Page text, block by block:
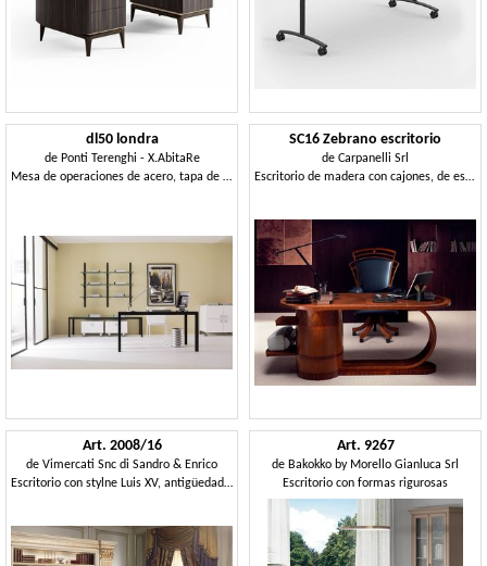
dl50 londra
de Ponti Terenghi - X.AbitaRe
Mesa de operaciones de acero, tapa de cristal, para Studio
SC16 Zebrano escritorio
de Carpanelli Srl
Escritorio de madera con cajones, de estilo clásico
Art. 2008/16
de Vimercati Snc di Sandro & Enrico
Escritorio con stylne Luis XV, antigüedades nuez, de alta calidad
Art. 9267
de Bakokko by Morello Gianluca Srl
Escritorio con formas rigurosas